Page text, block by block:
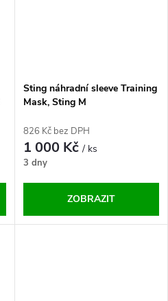
Sting náhradní sleeve Training
Mask, Sting M
826 Kč bez DPH
1 000 Kč/ ks
3 dny
ZOBRAZIT